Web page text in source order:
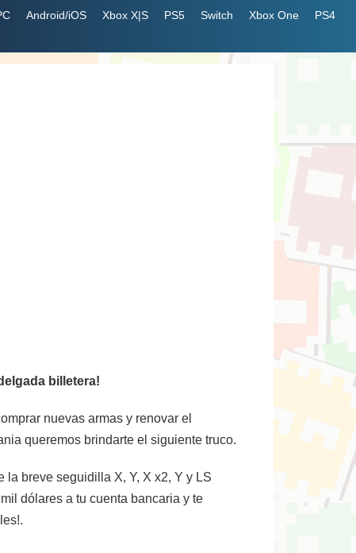
Android/iOS Xbox X|S PS5 Switch Xbox One
PS4
billetera!
nuevas armas y renovar el
queremos brindarte el siguiente truco.
la breve seguidilla X, Y, X x2, Y y LS
dólares a tu cuenta bancaria y te